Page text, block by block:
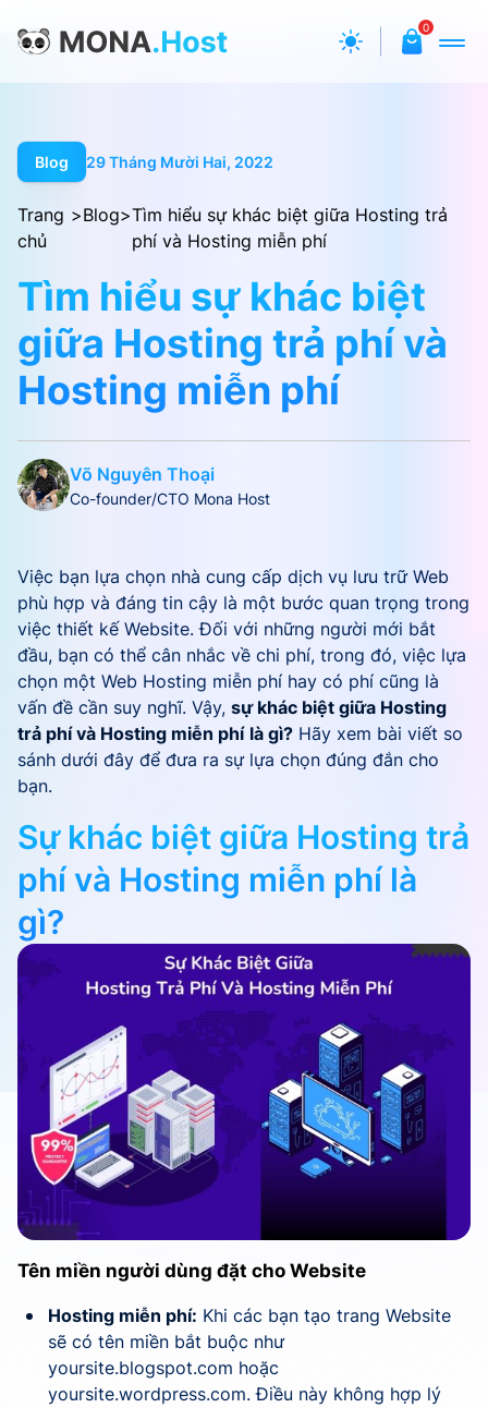
0
Blog 29 Tháng Mười Hai, 2022
Trang
chủ
>Blog>Tìm hiểu sự khác biệt giữa Hosting trả
phí và Hosting miễn phí
Tìm hiểu sự khác biệt
giữa Hosting trả phí và
Hosting miễn phí
Võ Nguyên Thoại
Co-founder/CTO Mona Host
Việc bạn lựa chọn nhà cung cấp dịch vụ lưu trữ Web
phù hợp và đáng tin cậy là một bước quan trọng trong
việc thiết kế Website. Đối với những người mới bắt
đầu, bạn có thể cân nhắc về chi phí, trong đó, việc lựa
chọn một Web Hosting miễn phí hay có phí cũng là
vấn đề cần suy nghĩ. Vậy, sự khác biệt giữa Hosting
trả phí và Hosting miễn phí là gì? Hãy xem bài viết so
sánh dưới đây để đưa ra sự lựa chọn đúng đắn cho
bạn.
Sự khác biệt giữa Hosting trả
phí và Hosting miễn phí là
gì?
Tên miền người dùng đặt cho Website
Hosting miễn phí: Khi các bạn tạo trang Website
sẽ có tên miền bắt buộc như
yoursite.blogspot.com hoặc
yoursite.wordpress.com. Điều này không hợp lý